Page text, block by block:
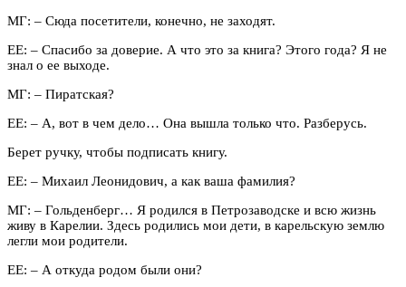
МГ: – Сюда посетители, конечно, не заходят.
ЕЕ: – Спасибо за доверие. А что это за книга? Этого года? Я не
знал о ее выходе.
МГ: – Пиратская?
ЕЕ: – А, вот в чем дело… Она вышла только что. Разберусь.
Берет ручку, чтобы подписать книгу.
ЕЕ: – Михаил Леонидович, а как ваша фамилия?
МГ: – Гольденберг… Я родился в Петрозаводске и всю жизнь
живу в Карелии. Здесь родились мои дети, в карельскую землю
легли мои родители.
ЕЕ: – А откуда родом были они?